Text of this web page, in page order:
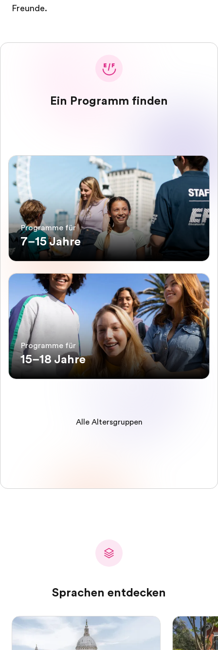
Freunde.
Ein Programm finden
Programme für
7–15 Jahre
Programme für
15–18 Jahre
Alle Altersgruppen
Sprachen entdecken